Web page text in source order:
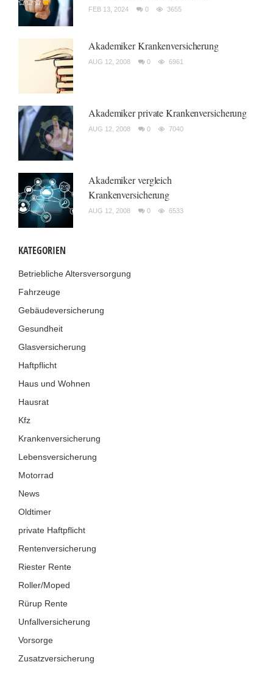
FEB 13, 2024 0 3655
Akademiker Krankenversicherung
AUG 12, 2008 0 6961
Akademiker private Krankenversicherung
AUG 12, 2008 0 7040
Akademiker vergleich
Krankenversicherung
AUG 12, 2008 0 6533
KATEGORIEN
Betriebliche Altersversorgung
Fahrzeuge
Gebäudeversicherung
Gesundheit
Glasversicherung
Haftpflicht
Haus und Wohnen
Hausrat
Kfz
Krankenversicherung
Lebensversicherung
Motorrad
News
Oldtimer
private Haftpflicht
Rentenversicherung
Riester Rente
Roller/Moped
Rürup Rente
Unfallversicherung
Vorsorge
Zusatzversicherung